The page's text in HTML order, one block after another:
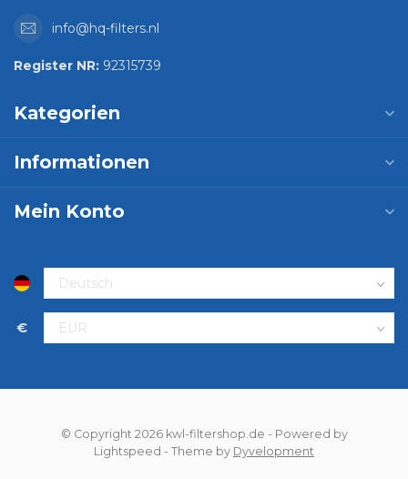
info@hq-filters.nl
Register NR: 92315739
Kategorien
Informationen
Mein Konto
€
© Copyright 2026 kwl-filtershop.de - Powered by
Lightspeed - Theme by Dyvelopment